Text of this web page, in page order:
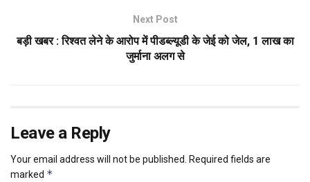
Next Post
बड़ी खबर : रिश्वत लेने के आरोप में पीडब्ल्यूडी के जेई को जेल, 1 लाख का
जुर्माना अलग से
Leave a Reply
Your email address will not be published.
Required fields are
marked *